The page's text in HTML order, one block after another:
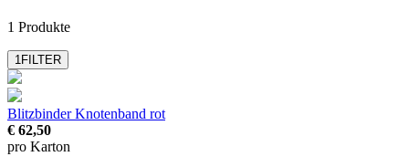
1 Produkte
1FILTER
Blitzbinder Knotenband rot
€ 62,50
pro Karton